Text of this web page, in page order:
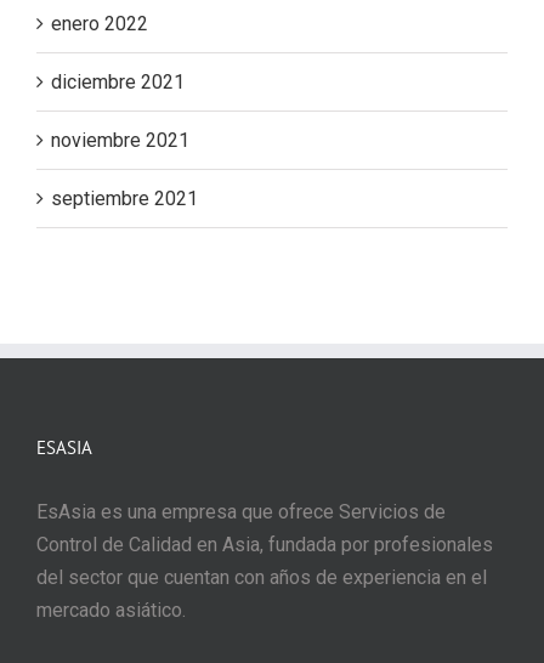
enero 2022
diciembre 2021
noviembre 2021
septiembre 2021
ESASIA
EsAsia es una empresa que ofrece Servicios de
Control de Calidad en Asia, fundada por profesionales
del sector que cuentan con años de experiencia en el
mercado asiático.